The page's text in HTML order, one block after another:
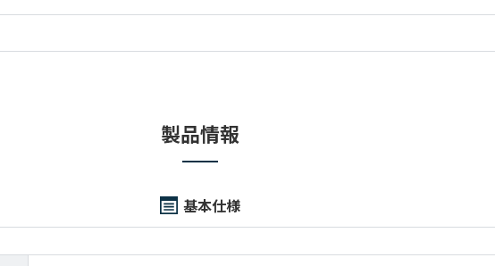
製品情報
基本仕様